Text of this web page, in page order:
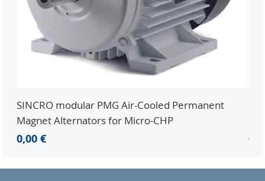
SINCRO modular PMG Air-Cooled Permanent
Magnet Alternators for Micro-CHP
Precio
0,00 €